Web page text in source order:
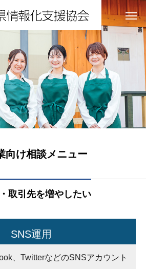
向け相談メニュー
取引先を増やしたい
SNS運用
、TwitterなどのSNSアカウント